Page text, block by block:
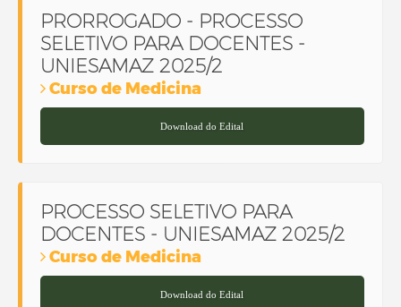
PRORROGADO - PROCESSO
SELETIVO PARA DOCENTES -
UNIESAMAZ 2025/2
Curso de Medicina
Download do Edital
PROCESSO SELETIVO PARA
DOCENTES - UNIESAMAZ 2025/2
Curso de Medicina
Download do Edital